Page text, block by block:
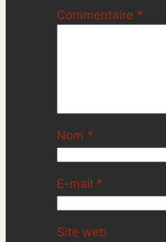
Commentaire *
Nom *
E-mail *
Site web